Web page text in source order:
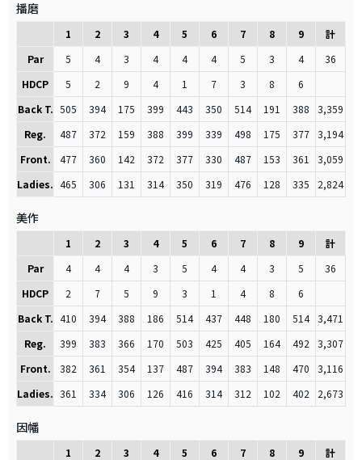
播磨
1 2 3 4 5 6 7 8 9
計
Par
5 4 3 4 4 4 5 3 4
36
HDCP
5 2 9 4 1 7 3 8
6
Back T. 505 394 175 399 443 350 514 191 388
3,359
Reg.
487 372 159 388 399 339 498 175 377 3,194
Front.
477 360 142 372 377 330 487 153 361
3,059
Ladies. 465 306 131 314 350 319 476 128 335 2,824
美作
1 2 3 4 5 6 7 8 9
計
Par
4 4 4 3 5 4 4 3 5
36
HDCP
2 7 5 9 3 1 4 8
6
Back T. 410 394 388 186 514 437 448 180 514 3,471
Reg.
399 383 366 170 503 425 405 164 492
3,307
Front.
382 361 354 137 487 394 383 148 470
3,116
Ladies. 361 334 306 126 416 314 312 102 402 2,673
因幡
1 2 3 4 5 6 7 8 9
計